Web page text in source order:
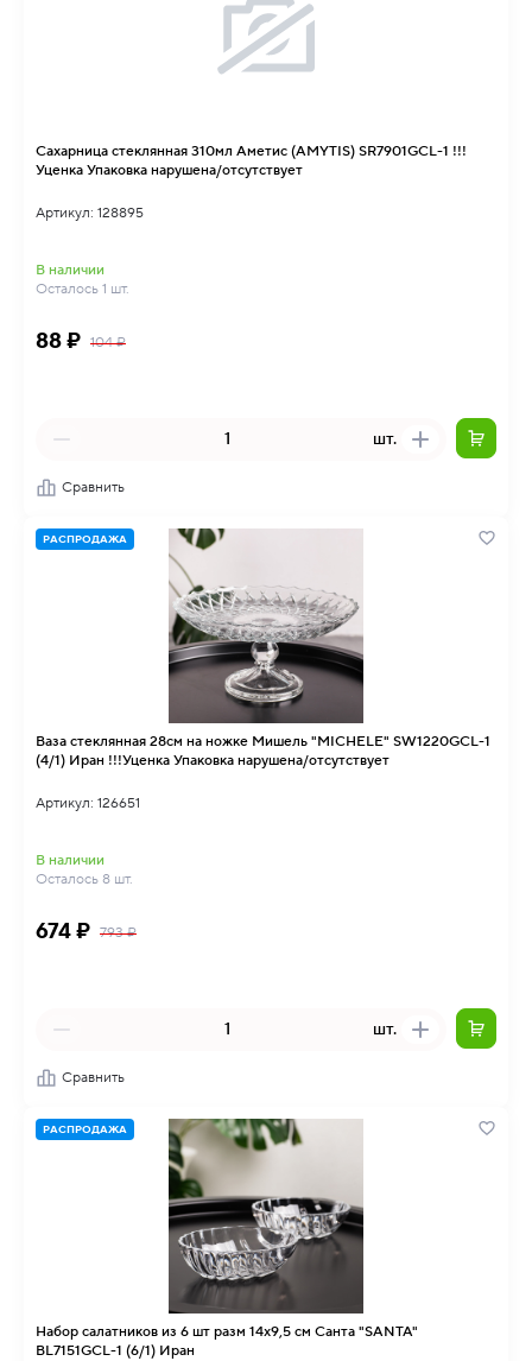
Сахарница стеклянная 310мл Аметис (AMYTIS) SR7901GCL-1 !!!
Уценка Упаковка нарушена/отсутствует
Артикул: 128895
В наличии
Осталось 1 шт.
88 ₽ 104 ₽
шт.
Сравнить
РАСПРОДАЖА
Ваза стеклянная 28см на ножке Мишель "MICHELE" SW1220GCL-1
(4/1) Иран !!!Уценка Упаковка нарушена/отсутствует
Артикул: 126651
В наличии
Осталось 8 шт.
674 ₽ 793 ₽
шт.
Сравнить
РАСПРОДАЖА
Набор салатников из 6 шт разм 14x9,5 см Санта "SANTA"
BL7151GCL-1 (6/1) Иран